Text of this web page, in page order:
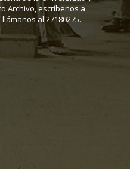
Archivo, escríbenos a
al 27180275.